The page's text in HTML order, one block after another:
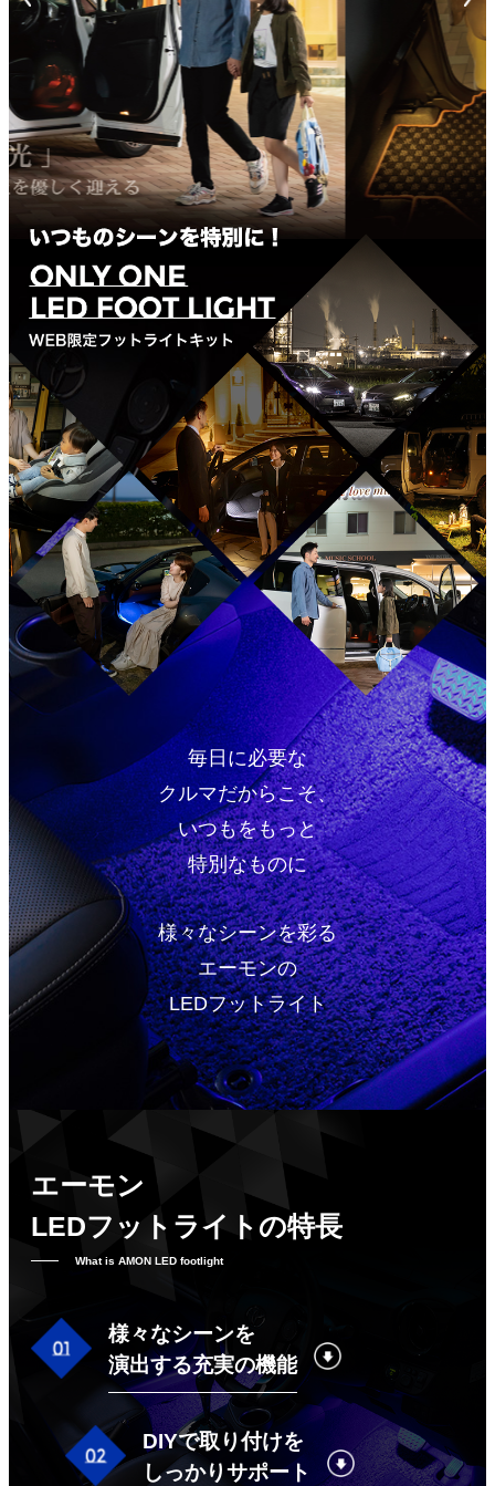
毎日に必要な
クルマだからこそ、
いつもをもっと
特別なものに
様々なシーンを彩る
エーモンの
LEDフットライト
エーモン
LEDフットライトの特長
What is AMON LED footlight
様々なシーンを
演出する充実の機能
DIYで取り付けを
しっかりサポート